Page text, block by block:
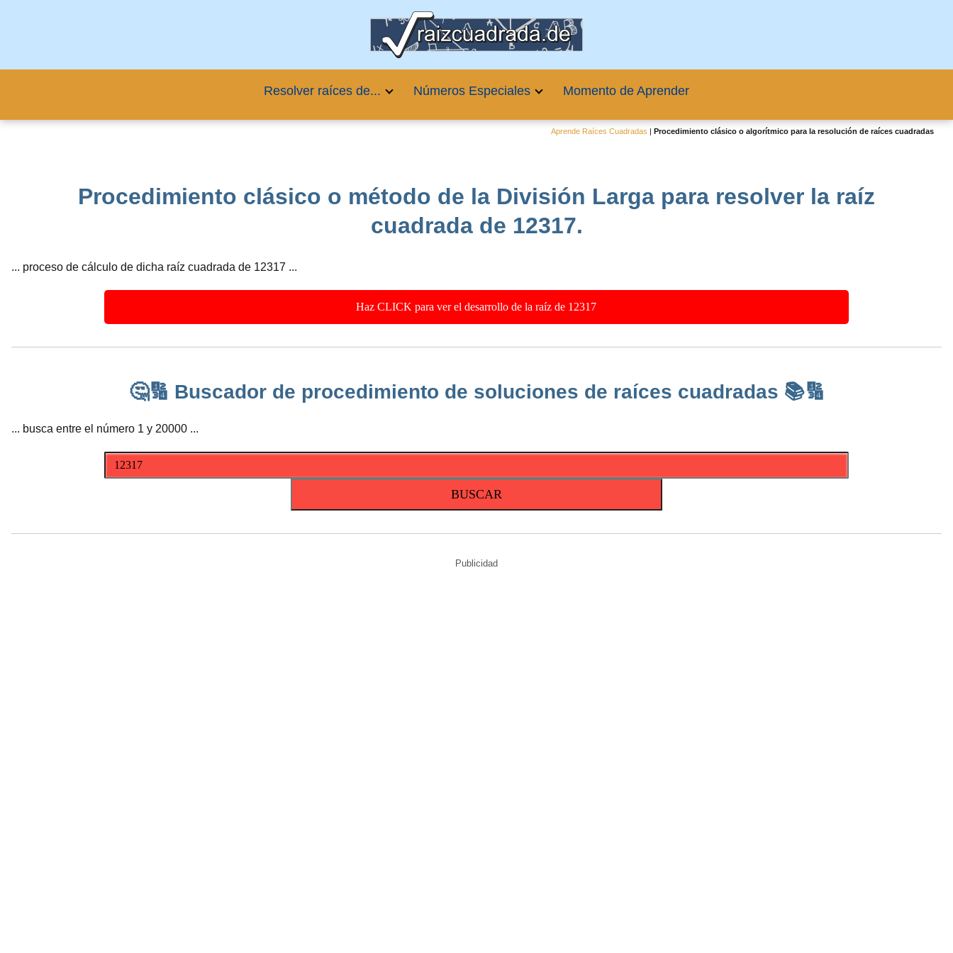
Resolver raíces de... Números Especiales Momento de Aprender
Aprende Raíces Cuadradas |Procedimiento clásico o algorítmico para la resolución de raíces cuadradas
Procedimiento clásico o método de la División Larga para resolver la raíz
cuadrada de 12317.
... proceso de cálculo de dicha raíz cuadrada de 12317 ...
Haz CLICK para ver el desarrollo de la raíz de 12317
🤔🔢 Buscador de procedimiento de soluciones de raíces cuadradas 📚🔢
... busca entre el número 1 y 20000 ...
Publicidad